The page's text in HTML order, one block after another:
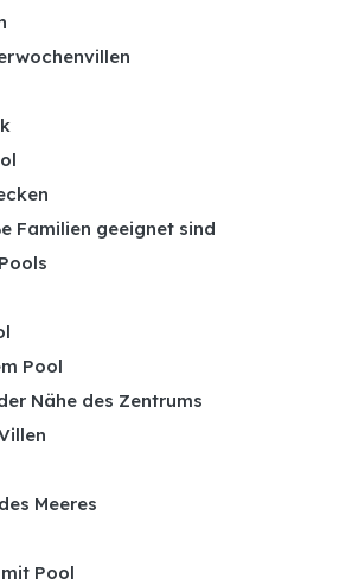
Familien geeignet sind
Pool
Nähe des Zentrums
Meeres
Pool